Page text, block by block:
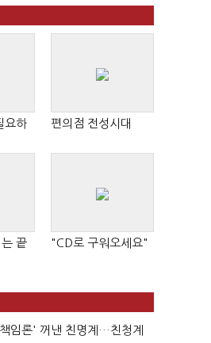
요하
편의점 전성시대
끝
"CD로 구워오세요"
임론' 꺼낸 친명계…친청계